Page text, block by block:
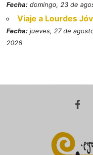
Fecha: domingo, 23 de
Viaje a Lourdes
Fecha: jueves, 27 de
2026